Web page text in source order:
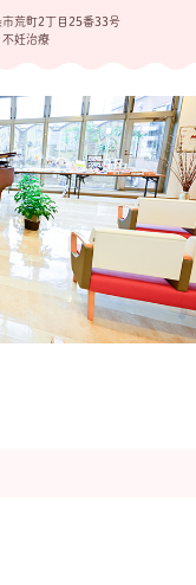
市荒町2丁目25番33号
不妊治療